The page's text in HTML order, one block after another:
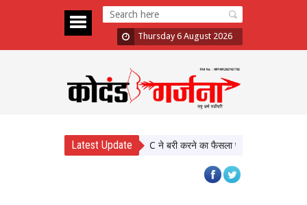
Thursday 6 August 2026
Latest Update
Assault Case: Bombay HC ने बरी करने का फैसला पलटा, दोषी करार